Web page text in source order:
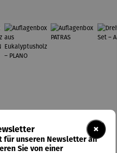
×
für unseren Newsletter an
Sie von einer